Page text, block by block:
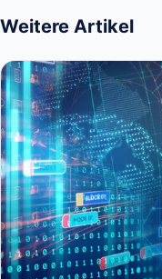
Weitere Artikel